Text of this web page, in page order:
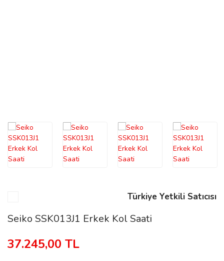
Türkiye Yetkili Satıcısı
Seiko SSK013J1 Erkek Kol Saati
37.245,00 TL